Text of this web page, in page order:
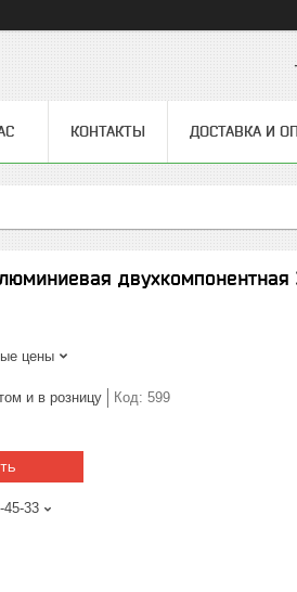
КОНТАКТЫ ДОСТАВКА И
двухкомпонентная
цены
и в розницу Код: 599
45-33